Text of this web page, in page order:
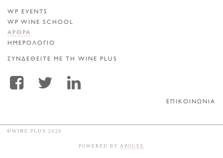
WP EVENTS
WP WINE SCHOOL
ΑΡΘΡΑ
ΗΜΕΡΟΛΟΓΙΟ
ΣΥΝΔΕΘΕΙΤΕ ΜΕ ΤΗ WINE PLUS
ΕΠΙΚΟΙΝΩΝΙΑ
©WINE PLUS 2026
POWERED BY APOGEE